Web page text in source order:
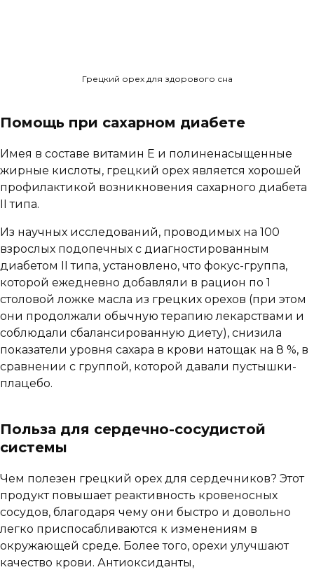
Грецкий орех для здорового сна
Помощь при сахарном диабете
Имея в составе витамин Е и полиненасыщенные
жирные кислоты, грецкий орех является хорошей
профилактикой возникновения сахарного диабета
II типа.
Из научных исследований, проводимых на 100
взрослых подопечных с диагностированным
диабетом II типа, установлено, что фокус-группа,
которой ежедневно добавляли в рацион по 1
столовой ложке масла из грецких орехов (при этом
они продолжали обычную терапию лекарствами и
соблюдали сбалансированную диету), снизила
показатели уровня сахара в крови натощак на 8 %, в
сравнении с группой, которой давали пустышки-
плацебо.
Польза для сердечно-сосудистой
системы
Чем полезен грецкий орех для сердечников? Этот
продукт повышает реактивность кровеносных
сосудов, благодаря чему они быстро и довольно
легко приспосабливаются к изменениям в
окружающей среде. Более того, орехи улучшают
качество крови. Антиоксиданты,